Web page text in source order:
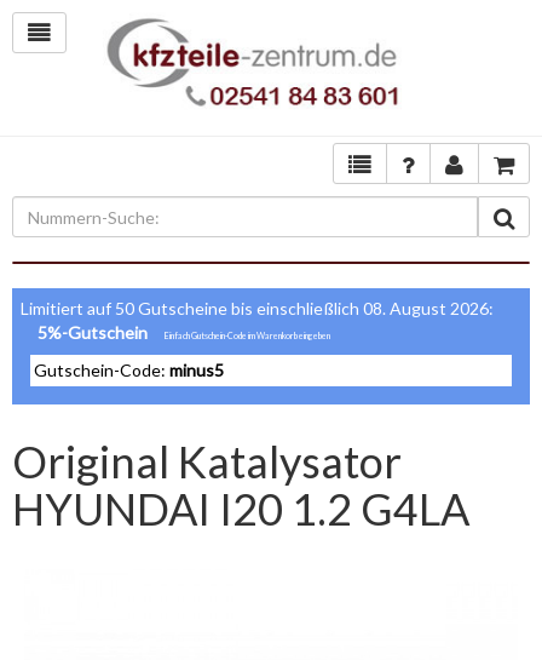
Limitiert auf 50 Gutscheine bis einschließlich 08. August 2026:
5%-Gutschein
Gutschein-Code: minus5
Original Katalysator
HYUNDAI I20 1.2 G4LA